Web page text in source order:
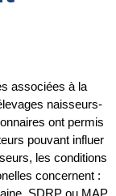
associées à la
naisseurs-
ont permis
pouvant influer
les conditions
concernent :